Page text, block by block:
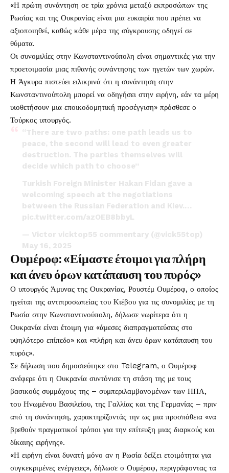
«Η πρώτη συνάντηση σε τρία χρόνια μεταξύ εκπροσώπων της
Ρωσίας και της Ουκρανίας είναι μια ευκαιρία που πρέπει να
αξιοποιηθεί, καθώς κάθε μέρα της σύγκρουσης οδηγεί σε
θύματα.
Οι συνομιλίες στην Κωνσταντινούπολη είναι σημαντικές για την
προετοιμασία μιας πιθανής συνάντησης των ηγετών των χωρών.
Η Άγκυρα πιστεύει ειλικρινά ότι η συνάντηση στην
Κωνσταντινούπολη μπορεί να οδηγήσει στην ειρήνη, εάν τα μέρη
υιοθετήσουν μια εποικοδομητική προσέγγιση» πρόσθεσε ο
Τούρκος υπουργός.
“There are two paths: one path leads us to
peace, the second will lead to even greater
destruction. The parties themselves will
decide which path to choose”
Turkish Foreign Minister Hakan Fidan gave a
welcoming speech at the negotiations
between the Russian Federation and Kiev.…
pic.twitter.com/azOEB8bbyL
— Victor vicktop55 commentary (@vick55top)
May 16, 2025
Ουμέροφ: «Είμαστε έτοιμοι για πλήρη
και άνευ όρων κατάπαυση του πυρός»
Ο υπουργός Άμυνας της Ουκρανίας, Ρουστέμ Ουμέροφ, ο οποίος
ηγείται της αντιπροσωπείας του Κιέβου για τις συνομιλίες με τη
Ρωσία στην Κωνσταντινούπολη, δήλωσε νωρίτερα ότι η
Ουκρανία είναι έτοιμη για «άμεσες διαπραγματεύσεις στο
υψηλότερο επίπεδο» και «πλήρη και άνευ όρων κατάπαυση του
πυρός».
Σε δήλωση που δημοσιεύτηκε στο Telegram, ο Ουμέροφ
ανέφερε ότι η Ουκρανία συντόνισε τη στάση της με τους
βασικούς συμμάχους της – συμπεριλαμβανομένων των ΗΠΑ,
του Ηνωμένου Βασιλείου, της Γαλλίας και της Γερμανίας – πριν
από τη συνάντηση, χαρακτηρίζοντάς την ως μια προσπάθεια «να
βρεθούν πραγματικοί τρόποι για την επίτευξη μιας διαρκούς και
δίκαιης ειρήνης».
«Η ειρήνη είναι δυνατή μόνο αν η Ρωσία δείξει ετοιμότητα για
συγκεκριμένες ενέργειες», δήλωσε ο Ουμέροφ, περιγράφοντας τα